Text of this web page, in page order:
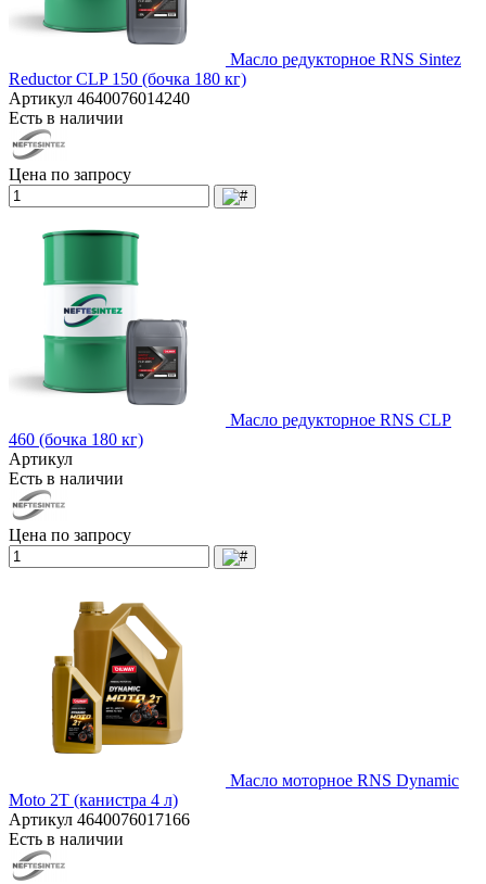
Масло редукторное RNS Sintez
Reductor CLP 150 (бочка 180 кг)
Артикул 4640076014240
Есть в наличии
Цена по запросу
Масло редукторное RNS CLP
460 (бочка 180 кг)
Артикул
Есть в наличии
Цена по запросу
Масло моторное RNS Dynamic
Moto 2T (канистра 4 л)
Артикул 4640076017166
Есть в наличии